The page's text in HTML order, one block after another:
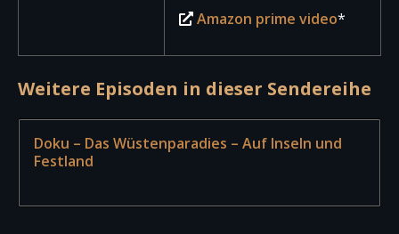
Amazon prime video*
Weitere Episoden in dieser Sendereihe
Doku – Das Wüstenparadies – Auf Inseln und
Festland